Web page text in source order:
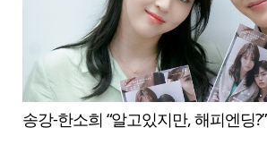
송강-한소희 “알고있지만, 해피엔딩?”